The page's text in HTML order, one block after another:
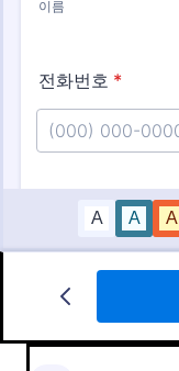
병력 양식